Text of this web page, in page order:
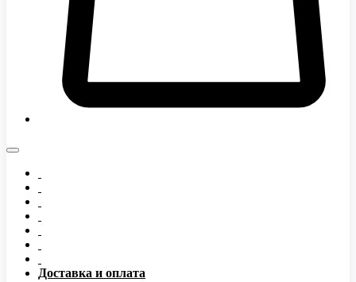
Доставка и оплата